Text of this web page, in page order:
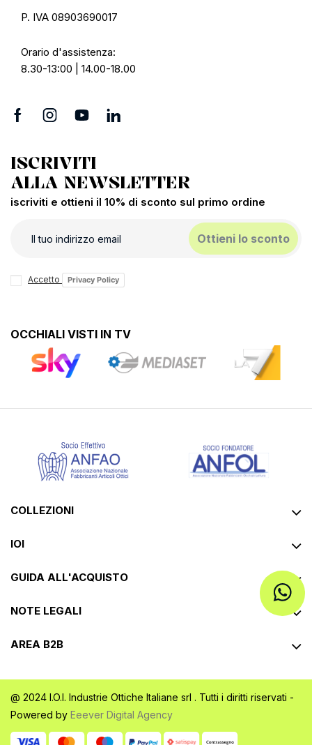
P. IVA 08903690017
Orario d'assistenza:
8.30-13:00 | 14.00-18.00
ISCRIVITI
ALLA NEWSLETTER
iscriviti e ottieni il 10% di sconto sul primo ordine
Ottieni lo sconto
Accetto Privacy Policy
OCCHIALI VISTI IN TV
COLLEZIONI
IOI
GUIDA ALL'ACQUISTO
NOTE LEGALI
AREA B2B
@ 2024 I.O.I. Industrie Ottiche Italiane srl . Tutti i diritti riservati -
Powered by Eeever Digital Agency